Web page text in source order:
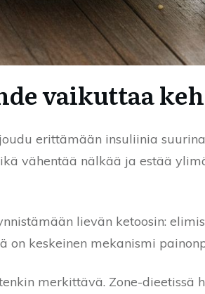
vaikuttaa
erittämään insuliinia
vähentää nälkää ja estää
lievän ketoosin:
keskeinen mekanismi
merkittävä. Zone-dieetissä